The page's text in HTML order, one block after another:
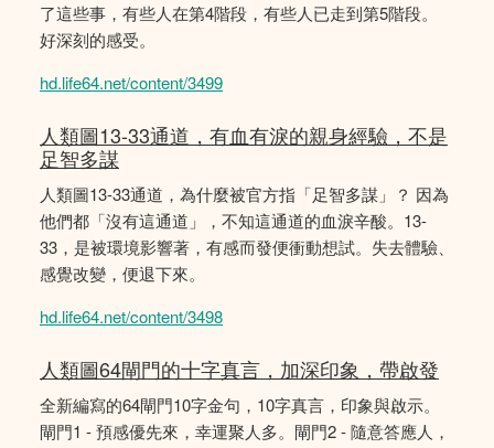
了這些事，有些人在第4階段，有些人已走到第5階段。
好深刻的感受。
hd.life64.net/content/3499
人類圖13-33通道，有血有淚的親身經驗，不是
足智多謀
人類圖13-33通道，為什麼被官方指「足智多謀」？ 因為
他們都「沒有這通道」，不知這通道的血淚辛酸。13-
33，是被環境影響著，有感而發便衝動想試。失去體驗、
感覺改變，便退下來。
hd.life64.net/content/3498
人類圖64閘門的十字真言，加深印象，帶啟發
全新編寫的64閘門10字金句，10字真言，印象與啟示。
閘門1 - 預感優先來，幸運聚人多。閘門2 - 隨意答應人，